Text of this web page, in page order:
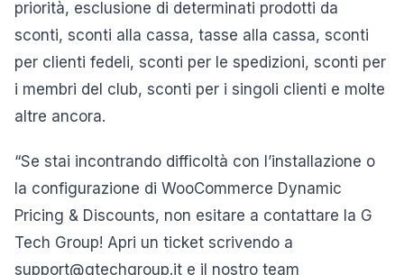
priorità, esclusione di determinati prodotti da
sconti, sconti alla cassa, tasse alla cassa, sconti
per clienti fedeli, sconti per le spedizioni, sconti per
i membri del club, sconti per i singoli clienti e molte
altre ancora.
“Se stai incontrando difficoltà con l’installazione o
la configurazione di WooCommerce Dynamic
Pricing & Discounts, non esitare a contattare la G
Tech Group! Apri un ticket scrivendo a
support@gtechgroup.it e il nostro team